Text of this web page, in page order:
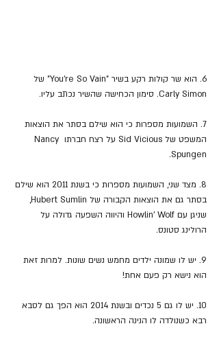
6. הוא שר קולות רקע בשיר "
You’re So Vain" של
Carly Simon. סימון הכחישה שהשיר נכתב עליו.
7. השמועות מספרות כי הוא שילם בסתר את הוצאות
המשפט של Sid Vicious על רצח חברתו Nancy
Spungen.
8. מצד שני, השמועות מספרות כי בשנת 2011 הוא שילם
בסתר גם את הוצאות הקבורה של Hubert Sumlin,
שניגן עם Howlin’ Wolf והיווה השפעה גדולה על
הרולינג סטונס.
9. יש לו שמונה ילדים מחמש נשים שונות
. למרות זאת
הוא נישא רק פעם אחת!
10. יש לו גם 5 נכדים ובשנת 2014 הוא הפך גם לסבא
רבא כשנולדה לו הנינה הראשונה.